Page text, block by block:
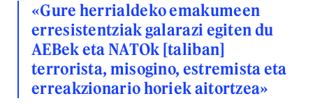
«Gure herrialdeko emakumeen
erresistentziak galarazi egiten du
AEBek eta NATOk [taliban]
terrorista, misogino, estremista eta
erreakzionario horiek aitortzea»